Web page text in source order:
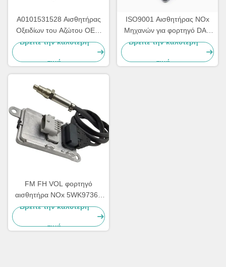
A0101531528 Αισθητήρας
Οξειδίων του Αζώτου OEM
NS1110 Mercedes Actros
5WK97330A
Βρείτε την καλύτερη
τιμή
ISO9001 Αισθητήρας NOx
Μηχανών για φορτηγό DAF
2011649 1793379
Βρείτε την καλύτερη
τιμή
FM FH VOL φορτηγό
αισθητήρα NOx 5WK97368
22827991 24V 12 μηνών
Βρείτε την καλύτερη
τιμή